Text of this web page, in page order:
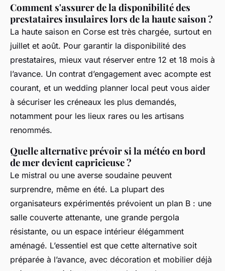
Comment s'assurer de la disponibilité des
prestataires insulaires lors de la haute saison ?
La haute saison en Corse est très chargée, surtout en
juillet et août. Pour garantir la disponibilité des
prestataires, mieux vaut réserver entre 12 et 18 mois à
l’avance. Un contrat d’engagement avec acompte est
courant, et un wedding planner local peut vous aider
à sécuriser les créneaux les plus demandés,
notamment pour les lieux rares ou les artisans
renommés.
Quelle alternative prévoir si la météo en bord
de mer devient capricieuse ?
Le mistral ou une averse soudaine peuvent
surprendre, même en été. La plupart des
organisateurs expérimentés prévoient un plan B : une
salle couverte attenante, une grande pergola
résistante, ou un espace intérieur élégamment
aménagé. L’essentiel est que cette alternative soit
préparée à l’avance, avec décoration et mobilier déjà